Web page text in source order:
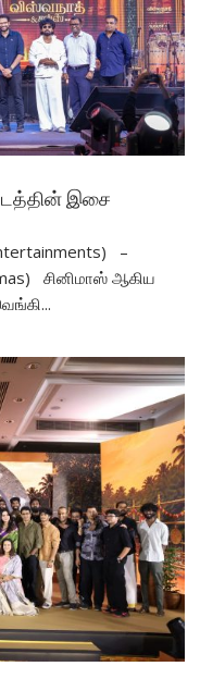
இசை
–
சினிமாஸ் ஆகிய